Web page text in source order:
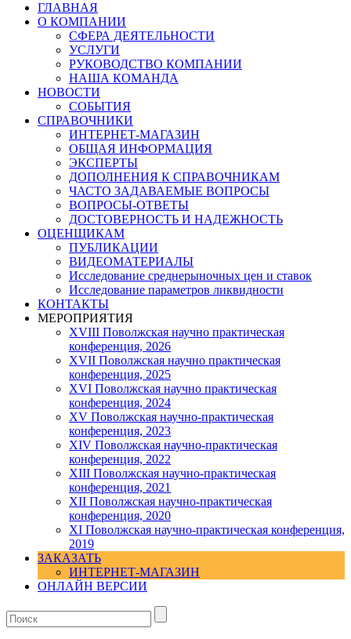
ГЛАВНАЯ
О КОМПАНИИ
СФЕРА ДЕЯТЕЛЬНОСТИ
УСЛУГИ
РУКОВОДСТВО КОМПАНИИ
НАША КОМАНДА
НОВОСТИ
СОБЫТИЯ
СПРАВОЧНИКИ
ИНТЕРНЕТ-МАГАЗИН
ОБЩАЯ ИНФОРМАЦИЯ
ЭКСПЕРТЫ
ДОПОЛНЕНИЯ К СПРАВОЧНИКАМ
ЧАСТО ЗАДАВАЕМЫЕ ВОПРОСЫ
ВОПРОСЫ-ОТВЕТЫ
ДОСТОВЕРНОСТЬ И НАДЕЖНОСТЬ
ОЦЕНЩИКАМ
ПУБЛИКАЦИИ
ВИДЕОМАТЕРИАЛЫ
Исследование среднерыночных цен и ставок
Исследование параметров ликвидности
КОНТАКТЫ
МЕРОПРИЯТИЯ
XVIII Поволжская научно практическая
конференция, 2026
XVII Поволжская научно практическая
конференция, 2025
XVI Поволжская научно практическая
конференция, 2024
ХV Поволжская научно-практическая
конференция, 2023
ХIV Поволжская научно-практическая
конференция, 2022
ХIII Поволжская научно-практическая
конференция, 2021
ХII Поволжская научно-практическая
конференция, 2020
XI Поволжская научно-практическая конференция,
2019
ЗАКАЗАТЬ
ИНТЕРНЕТ-МАГАЗИН
ОНЛАЙН ВЕРСИИ